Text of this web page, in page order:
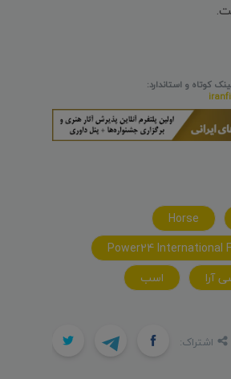
کوتاه و استاندارد:
Horse
Power24 International
آرا
اسب
اشتراک: